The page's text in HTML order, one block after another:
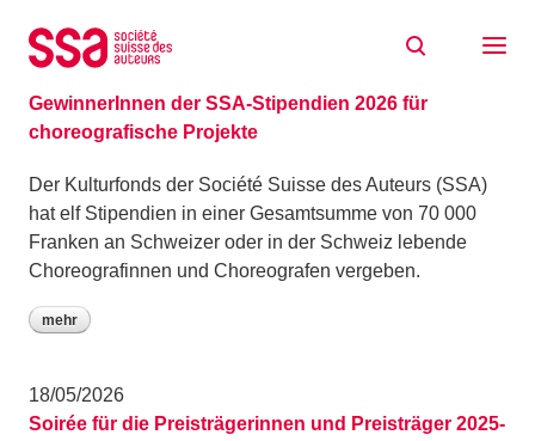
19/05/2026
GewinnerInnen der SSA-Stipendien 2026 für
choreografische Projekte
Der Kulturfonds der Société Suisse des Auteurs (SSA)
hat elf Stipendien in einer Gesamtsumme von 70 000
Franken an Schweizer oder in der Schweiz lebende
Choreografinnen und Choreografen vergeben.
mehr
18/05/2026
Soirée für die Preisträgerinnen und Preisträger 2025-